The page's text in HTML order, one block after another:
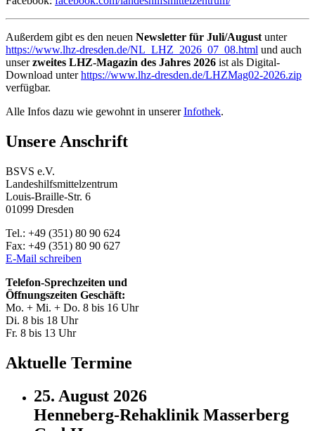
Außerdem gibt es den neuen Newsletter für Juli/August unter
https://www.lhz-dresden.de/NL_LHZ_2026_07_08.html und auch
unserzweites LHZ-Magazin des Jahres 2026 ist als Digital-
Download unterhttps://www.lhz-dresden.de/LHZMag02-2026.zip
verfügbar.
Alle Infos dazu wie gewohnt in unsererInfothek.
Unsere Anschrift
BSVS e.V.
Landeshilfsmittelzentrum
Louis-Braille-Str. 6
01099 Dresden
Tel.: +49 (351) 80 90 624
Fax: +49 (351) 80 90 627
E-Mail schreiben
Telefon-Sprechzeiten und
Öffnungszeiten Geschäft:
Mo. + Mi. + Do. 8 bis 16 Uhr
Di. 8 bis 18 Uhr
Fr. 8 bis 13 Uhr
Aktuelle Termine
25. August 2026
Henneberg-Rehaklinik Masserberg